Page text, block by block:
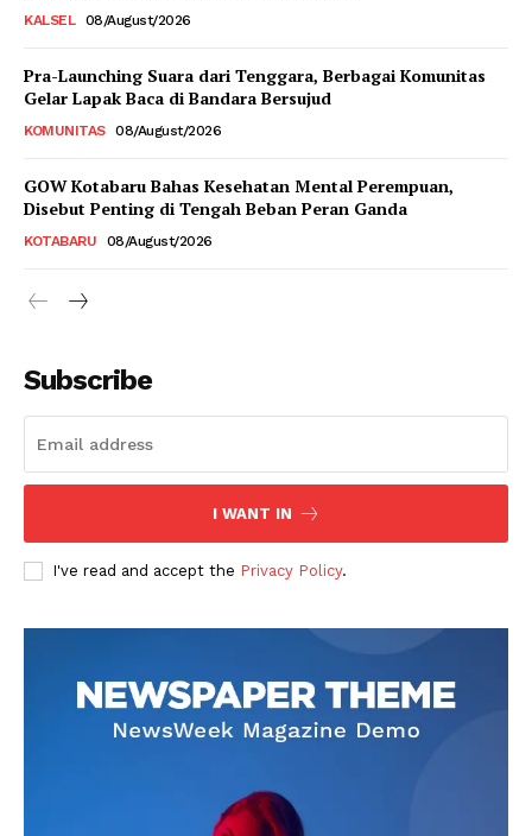
KALSEL 08/August/2026
Pra-Launching Suara dari Tenggara, Berbagai Komunitas
Gelar Lapak Baca di Bandara Bersujud
KOMUNITAS 08/August/2026
GOW Kotabaru Bahas Kesehatan Mental Perempuan,
Disebut Penting di Tengah Beban Peran Ganda
KOTABARU 08/August/2026
Subscribe
I WANT IN
I've read and accept the Privacy Policy.